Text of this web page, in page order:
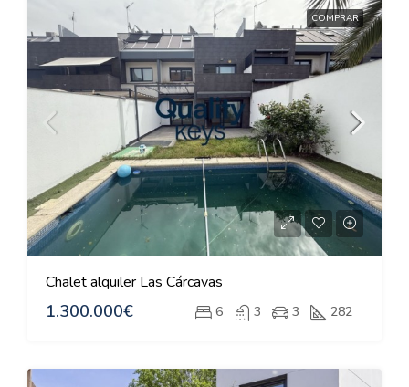
COMPRAR
Chalet alquiler Las Cárcavas
1.300.000€ 6 3 3 282